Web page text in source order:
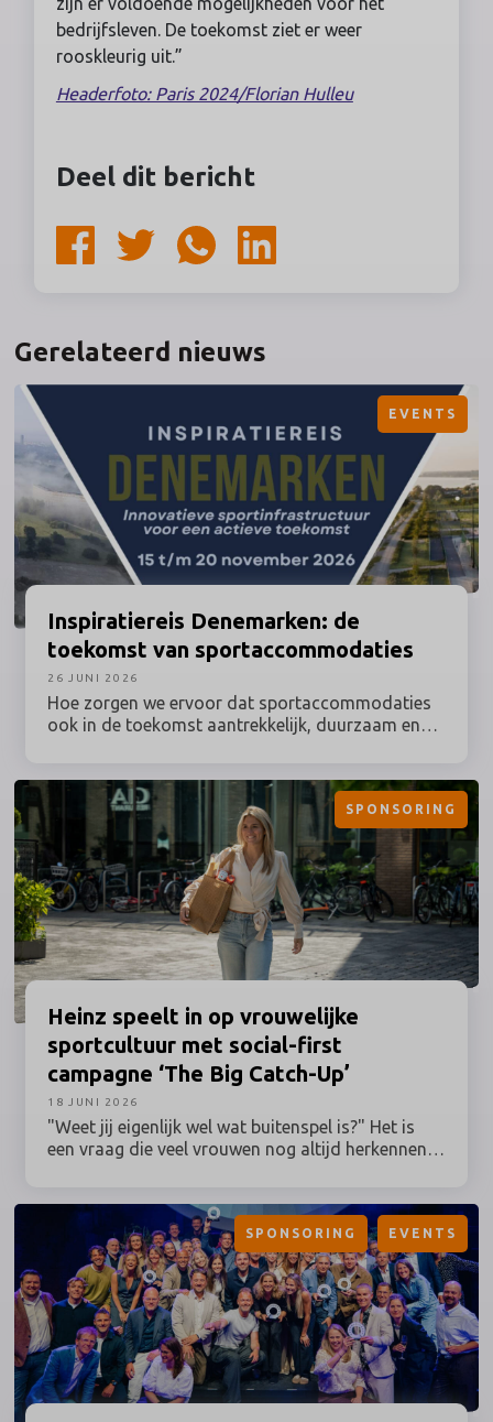
bedrijfsleven. De toekomst ziet er weer
rooskleurig uit.”
Headerfoto: Paris 2024/Florian Hulleu
Deel dit bericht
Gerelateerd nieuws
Inspiratiereis Denemarken: de
toekomst van sportaccommodaties
Hoe zorgen we ervoor dat sportaccommodaties
ook in de toekomst aantrekkelijk, duurzaam en
Maarten van Bottenburg ontdek je hoe een van de
meest vooruitstrevende sportlanden van Europa
omgaat met actuele vraagstukken rondom sport,
bewegen, ruimtegebruik en duurzaamheid.
EVENTS
26 JUNI 2026
Heinz speelt in op vrouwelijke
sportcultuur met social-first
campagne ‘The Big Catch-Up’
"Weet jij eigenlijk wel wat buitenspel is?" Het is
een vraag die veel vrouwen nog altijd herkennen,
sportmomenten en de activaties daaromheen nog
vaak ontwikkeld vanuit een traditioneel beeld van
de sportfan. Heinz speelt daar deze zomer op in
en zet vrouwelijke sportfans centraal met The Big
Catch-Up: een Nederlandse campagne binnen de
Lost in Love-campagne, ontwikkeld in
samenwerking met women’s sports marketing
agency Branthlete.
SPONSORING
18 JUNI 2026
SPONSORING EVENTS